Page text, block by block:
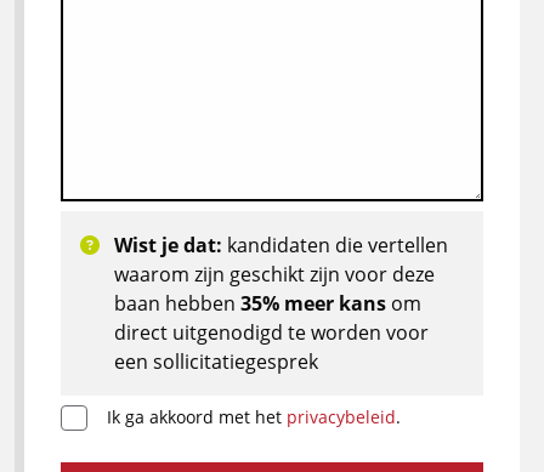
Wist je dat: kandidaten die vertellen
waarom zijn geschikt zijn voor deze
baan hebben 35% meer kans om
direct uitgenodigd te worden voor
een sollicitatiegesprek
Ik ga akkoord met het privacybeleid.